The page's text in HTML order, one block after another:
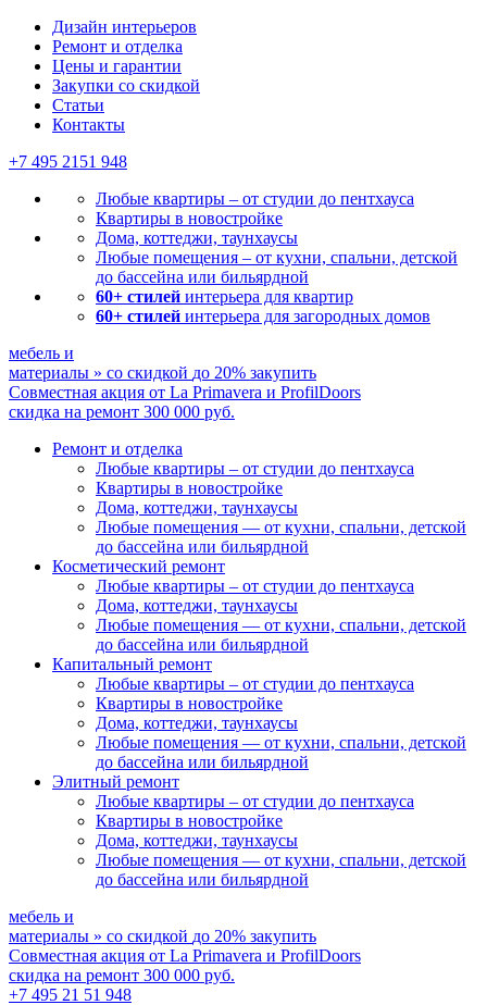
Дизайн интерьеров
Ремонт и отделка
Цены и гарантии
Закупки со скидкой
Статьи
Контакты
+7 495 2151 948
Любые квартиры – от студии до пентхауса
Квартиры в новостройке
Дома, коттеджи, таунхаусы
Любые помещения – от кухни, спальни, детской
до бассейна или бильярдной
60+ стилей интерьера для квартир
60+ стилей интерьера для загородных домов
мебель и
материалы » со скидкой до 20% закупить
Совместная акция от La Primavera и ProfilDoors
скидка на ремонт 300 000 руб.
Ремонт и отделка
Любые квартиры – от студии до пентхауса
Квартиры в новостройке
Дома, коттеджи, таунхаусы
Любые помещения — от кухни, спальни, детской
до бассейна или бильярдной
Косметический ремонт
Любые квартиры – от студии до пентхауса
Дома, коттеджи, таунхаусы
Любые помещения — от кухни, спальни, детской
до бассейна или бильярдной
Капитальный ремонт
Любые квартиры – от студии до пентхауса
Квартиры в новостройке
Дома, коттеджи, таунхаусы
Любые помещения — от кухни, спальни, детской
до бассейна или бильярдной
Элитный ремонт
Любые квартиры – от студии до пентхауса
Квартиры в новостройке
Дома, коттеджи, таунхаусы
Любые помещения — от кухни, спальни, детской
до бассейна или бильярдной
мебель и
материалы » со скидкой до 20% закупить
Совместная акция от La Primavera и ProfilDoors
скидка на ремонт 300 000 руб.
+7 495 21 51 948